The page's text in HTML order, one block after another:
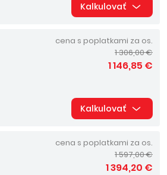
Kalkulovať
cena s poplatkami za os.
1 306,00 €
1 146,85 €
Kalkulovať
cena s poplatkami za os.
1 597,00 €
1 394,20 €